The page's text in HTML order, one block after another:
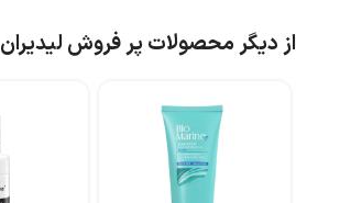
از دیگر محصولات پر فروش لیدیران